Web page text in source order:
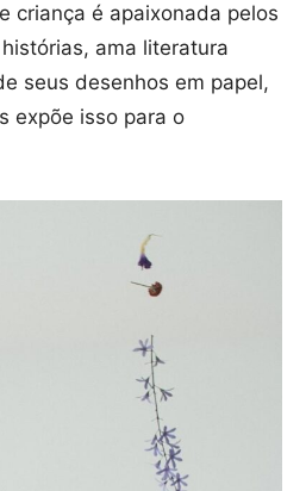
criança é apaixonada pelos
ama literatura
seus desenhos em papel,
expõe isso para o